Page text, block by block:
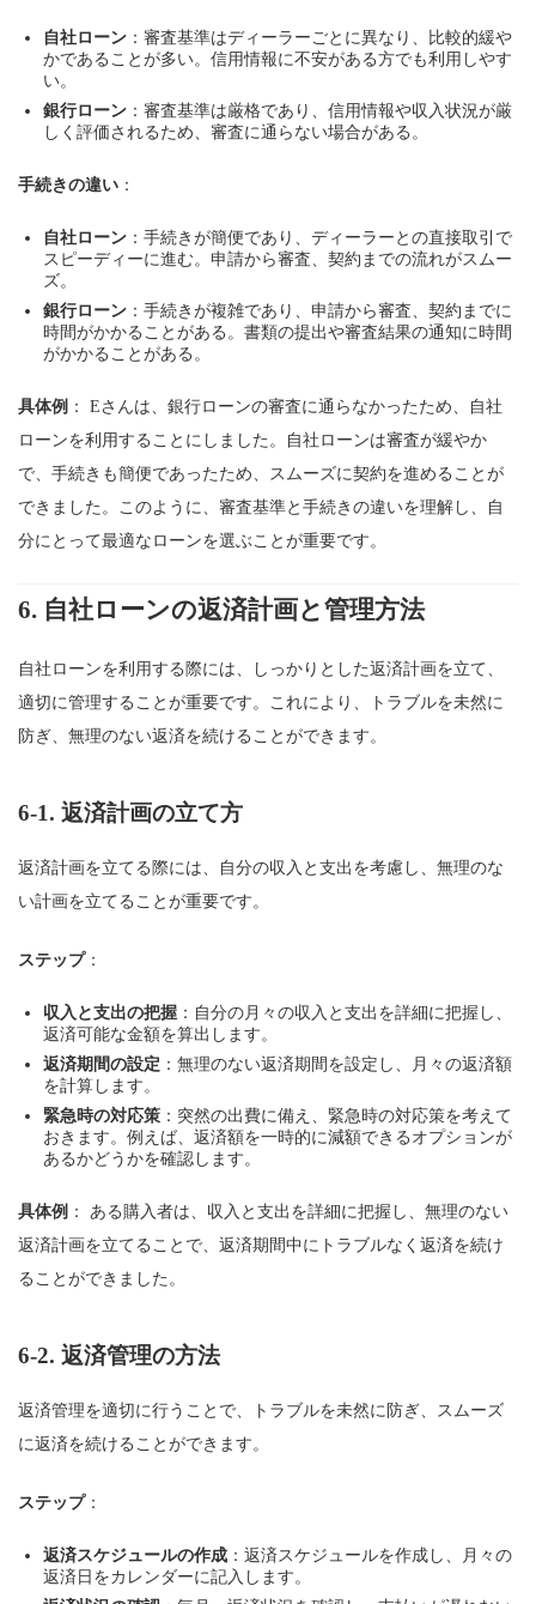
自社ローン ：審査基準はディーラーごとに異なり、比較的緩や
かであることが多い。信用情報に不安がある方でも利用しやす
い。
銀行ローン ：審査基準は厳格であり、信用情報や収入状況が厳
しく評価されるため、審査に通らない場合がある。
手続きの違い ：
自社ローン ：手続きが簡便であり、ディーラーとの直接取引で
スピーディーに進む。申請から審査、契約までの流れがスムー
ズ。
銀行ローン ：手続きが複雑であり、申請から審査、契約までに
時間がかかることがある。書類の提出や審査結果の通知に時間
がかかることがある。
具体例 ： Eさんは、銀行ローンの審査に通らなかったため、自社
ローンを利用することにしました。自社ローンは審査が緩やか
で、手続きも簡便であったため、スムーズに契約を進めることが
できました。このように、審査基準と手続きの違いを理解し、自
分にとって最適なローンを選ぶことが重要です。
6. 自社ローンの返済計画と管理方法
自社ローンを利用する際には、しっかりとした返済計画を立て、
適切に管理することが重要です。これにより、トラブルを未然に
防ぎ、無理のない返済を続けることができます。
6-1. 返済計画の立て方
返済計画を立てる際には、自分の収入と支出を考慮し、無理のな
い計画を立てることが重要です。
ステップ：
収入と支出の把握 ：自分の月々の収入と支出を詳細に把握し、
返済可能な金額を算出します。
返済期間の設定 ：無理のない返済期間を設定し、月々の返済額
を計算します。
緊急時の対応策 ：突然の出費に備え、緊急時の対応策を考えて
おきます。例えば、返済額を一時的に減額できるオプションが
あるかどうかを確認します。
具体例 ： ある購入者は、収入と支出を詳細に把握し、無理のない
返済計画を立てることで、返済期間中にトラブルなく返済を続け
ることができました。
6-2. 返済管理の方法
返済管理を適切に行うことで、トラブルを未然に防ぎ、スムーズ
に返済を続けることができます。
ステップ：
返済スケジュールの作成 ：返済スケジュールを作成し、月々の
返済日をカレンダーに記入します。